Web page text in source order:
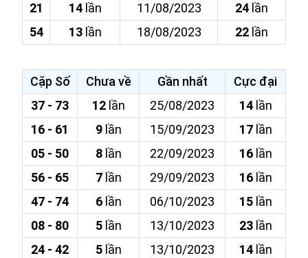
21
14lần 11/08/2023 24 lần
54
13lần 18/08/2023 22 lần
Cặp Số Chưa về Gần nhất
Cực đại
37 - 73
12lần 25/08/2023 14lần
16 - 61
9lần 15/09/2023 17lần
05 - 50
8lần 22/09/2023 16lần
56 - 65
7lần 29/09/2023 16lần
47 - 74
6lần 06/10/2023 15lần
08 - 80
5lần 13/10/2023 23lần
24 - 42
5lần 13/10/2023 14lần